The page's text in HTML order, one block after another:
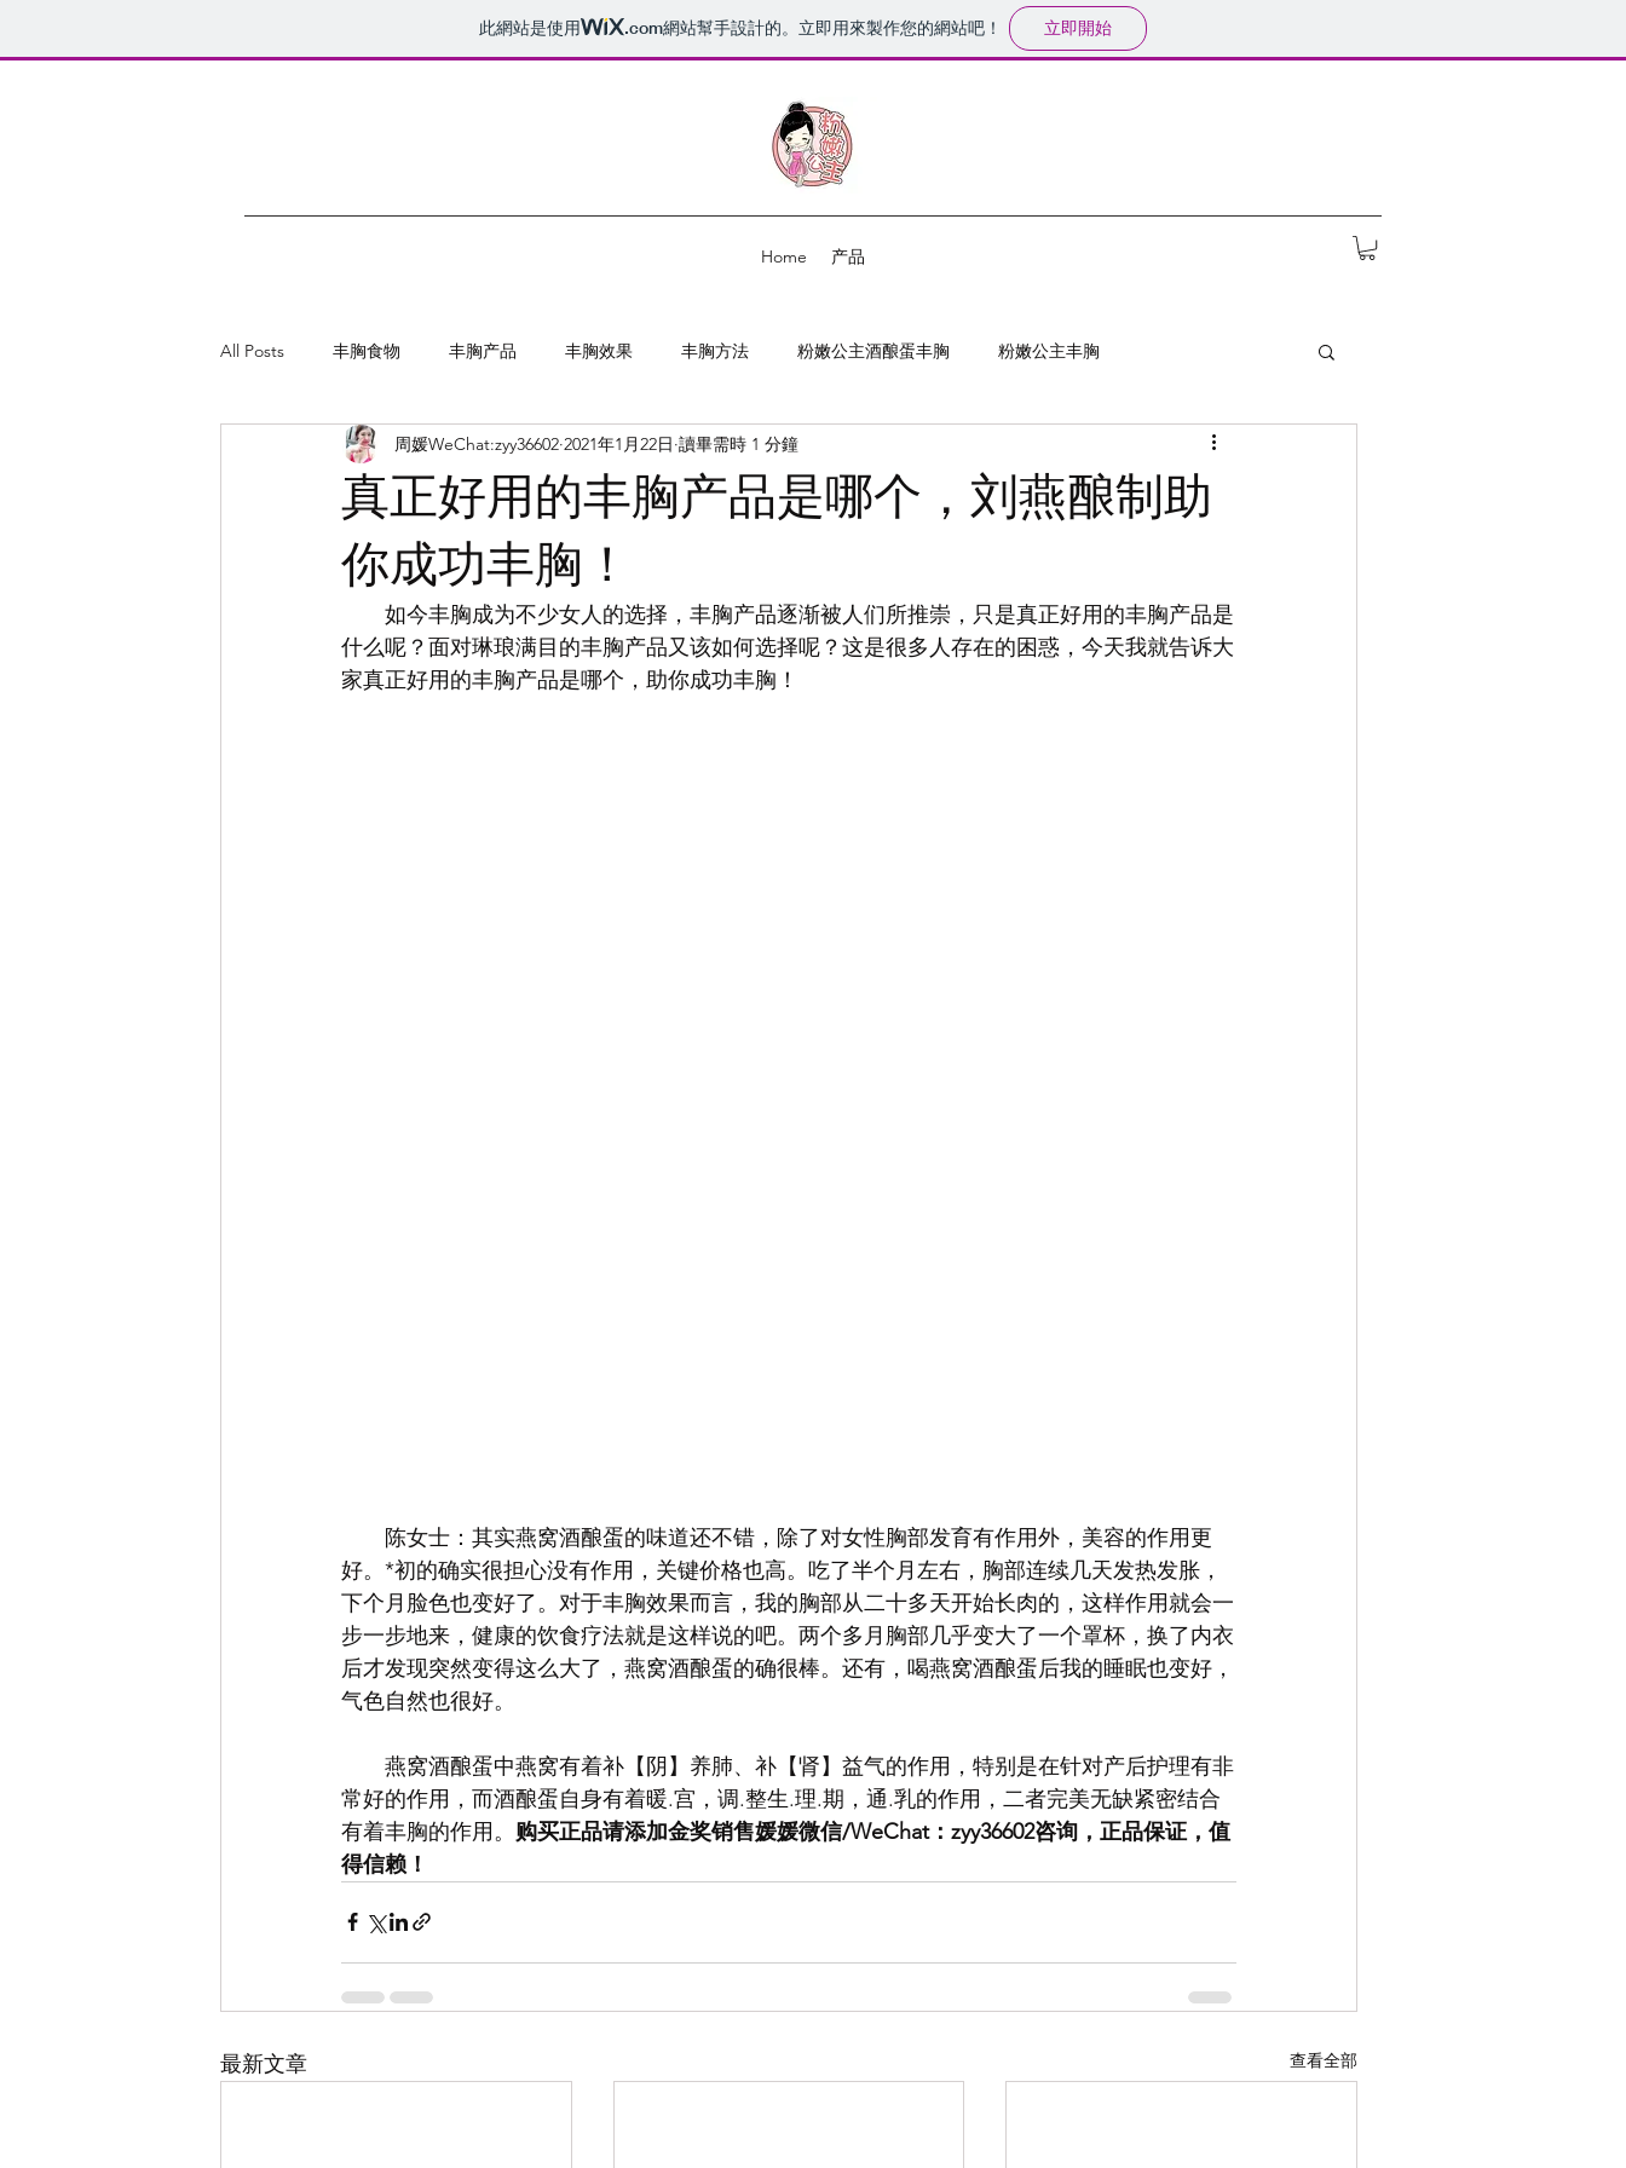
此網站是使用 .com網站幫手設計的。立即用來製作您的網站吧！ 立即開始
Home 产品
All Posts 丰胸食物 丰胸产品 丰胸效果 丰胸方法 粉嫩公主酒酿蛋丰胸 粉嫩公主丰胸
曲线公主丰韵美乳膏
真正好用的丰胸产品是哪个，刘燕酿制助
你成功丰胸！
周媛WeChat:zyy36602 2021年1月22日 讀畢需時 1 分鐘
如今丰胸成为不少女人的选择，丰胸产品逐渐被人们所推崇，只是真正好用的丰胸产品是
什么呢？面对琳琅满目的丰胸产品又该如何选择呢？这是很多人存在的困惑，今天我就告诉大
家真正好用的丰胸产品是哪个，助你成功丰胸！
陈女士：其实燕窝酒酿蛋的味道还不错，除了对女性胸部发育有作用外，美容的作用更
好。*初的确实很担心没有作用，关键价格也高。吃了半个月左右，胸部连续几天发热发胀，
下个月脸色也变好了。对于丰胸效果而言，我的胸部从二十多天开始长肉的，这样作用就会一
步一步地来，健康的饮食疗法就是这样说的吧。两个多月胸部几乎变大了一个罩杯，换了内衣
后才发现突然变得这么大了，燕窝酒酿蛋的确很棒。还有，喝燕窝酒酿蛋后我的睡眠也变好，
气色自然也很好。
燕窝酒酿蛋中燕窝有着补【阴】养肺、补【肾】益气的作用，特别是在针对产后护理有非
常好的作用，而酒酿蛋自身有着暖.宫，调.整生.理.期，通.乳的作用，二者完美无缺紧密结合
有着丰胸的作用。 购买正品请添加金奖销售媛媛微信/WeChat：zyy36602咨询，正品保证，值
得信赖！
最新文章 查看全部